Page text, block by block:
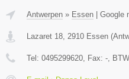
Antwerpen » Essen Google
Lazaret 18, 2910 Essen (
Tel: 0495299620, Fax: -,